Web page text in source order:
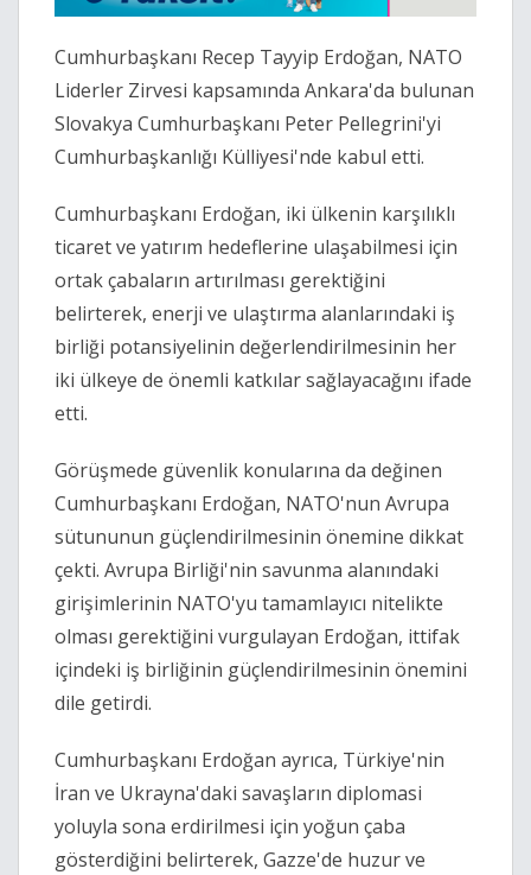
Cumhurbaşkanı Recep Tayyip Erdoğan, NATO
Liderler Zirvesi kapsamında Ankara'da bulunan
Slovakya Cumhurbaşkanı Peter Pellegrini'yi
Cumhurbaşkanlığı Külliyesi'nde kabul etti.
Cumhurbaşkanı Erdoğan, iki ülkenin karşılıklı
ticaret ve yatırım hedeflerine ulaşabilmesi için
ortak çabaların artırılması gerektiğini
belirterek, enerji ve ulaştırma alanlarındaki iş
birliği potansiyelinin değerlendirilmesinin her
iki ülkeye de önemli katkılar sağlayacağını ifade
etti.
Görüşmede güvenlik konularına da değinen
Cumhurbaşkanı Erdoğan, NATO'nun Avrupa
sütununun güçlendirilmesinin önemine dikkat
çekti. Avrupa Birliği'nin savunma alanındaki
girişimlerinin NATO'yu tamamlayıcı nitelikte
olması gerektiğini vurgulayan Erdoğan, ittifak
içindeki iş birliğinin güçlendirilmesinin önemini
dile getirdi.
Cumhurbaşkanı Erdoğan ayrıca, Türkiye'nin
İran ve Ukrayna'daki savaşların diplomasi
yoluyla sona erdirilmesi için yoğun çaba
gösterdiğini belirterek, Gazze'de huzur ve